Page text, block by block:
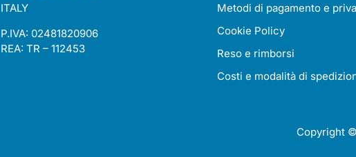
ITALY
P.IVA: 02481820906
REA: TR – 112453
Metodi di pagamento e
Cookie Policy
Reso e rimborsi
Costi e modalità di
Copyright